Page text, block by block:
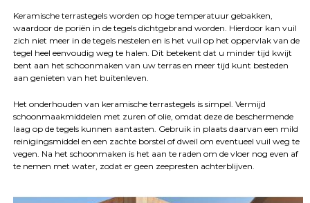
Keramische terrastegels worden op hoge temperatuur gebakken,
waardoor de poriën in de tegels dichtgebrand worden. Hierdoor kan vuil
zich niet meer in de tegels nestelen en is het vuil op het oppervlak van de
tegel heel eenvoudig weg te halen. Dit betekent dat u minder tijd kwijt
bent aan het schoonmaken van uw terras en meer tijd kunt besteden
aan genieten van het buitenleven.
Het onderhouden van keramische terrastegels is simpel. Vermijd
schoonmaakmiddelen met zuren of olie, omdat deze de beschermende
laag op de tegels kunnen aantasten. Gebruik in plaats daarvan een mild
reinigingsmiddel en een zachte borstel of dweil om eventueel vuil weg te
vegen. Na het schoonmaken is het aan te raden om de vloer nog even af
te nemen met water, zodat er geen zeepresten achterblijven.